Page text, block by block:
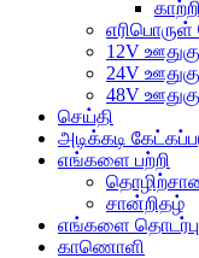
12V
24V
48V
செய்தி
அடிக்கடி
எங்களை பற்றி
சான்றிதழ்
எங்களை
காணொளி